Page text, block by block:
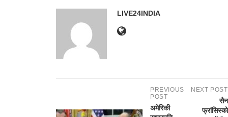
LIVE24INDIA
PREVIOUS
POST
अमेरिकी
NEXT POST
सैन
फ्रांसिस्को